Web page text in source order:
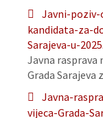
Javni-
kandidata-za-
Sarajeva-u-
Javna rasprava
Grada Sarajeva
Javna-
vijeca-Grada-